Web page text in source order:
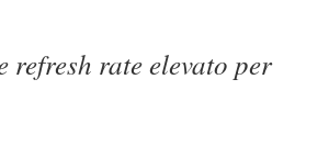
rate elevato per